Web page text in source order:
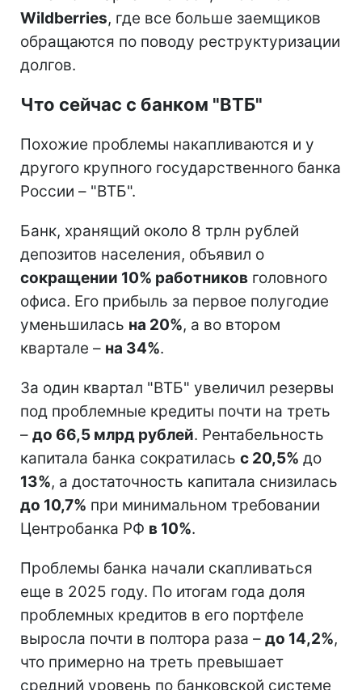
Wildberries, где все больше заемщиков
обращаются по поводу реструктуризации
долгов.
Что сейчас с банком "ВТБ"
Похожие проблемы накапливаются и у
другого крупного государственного банка
России – "ВТБ".
Банк, хранящий около 8 трлн рублей
депозитов населения, объявил о
сокращении 10% работников головного
офиса. Его прибыль за первое полугодие
уменьшилась на 20%, а во втором
квартале – на 34%.
За один квартал "ВТБ" увеличил резервы
под проблемные кредиты почти на треть
– до 66,5 млрд рублей. Рентабельность
капитала банка сократилась с 20,5% до
13%, а достаточность капитала снизилась
до 10,7% при минимальном требовании
Центробанка РФ в 10%.
Проблемы банка начали скапливаться
еще в 2025 году. По итогам года доля
проблемных кредитов в его портфеле
выросла почти в полтора раза – до 14,2%,
что примерно на треть превышает
средний уровень по банковской системе